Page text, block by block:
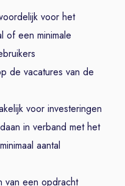
voor het
of een minimale
de vacatures van de
voor investeringen
in verband met het
aantal
van een opdracht